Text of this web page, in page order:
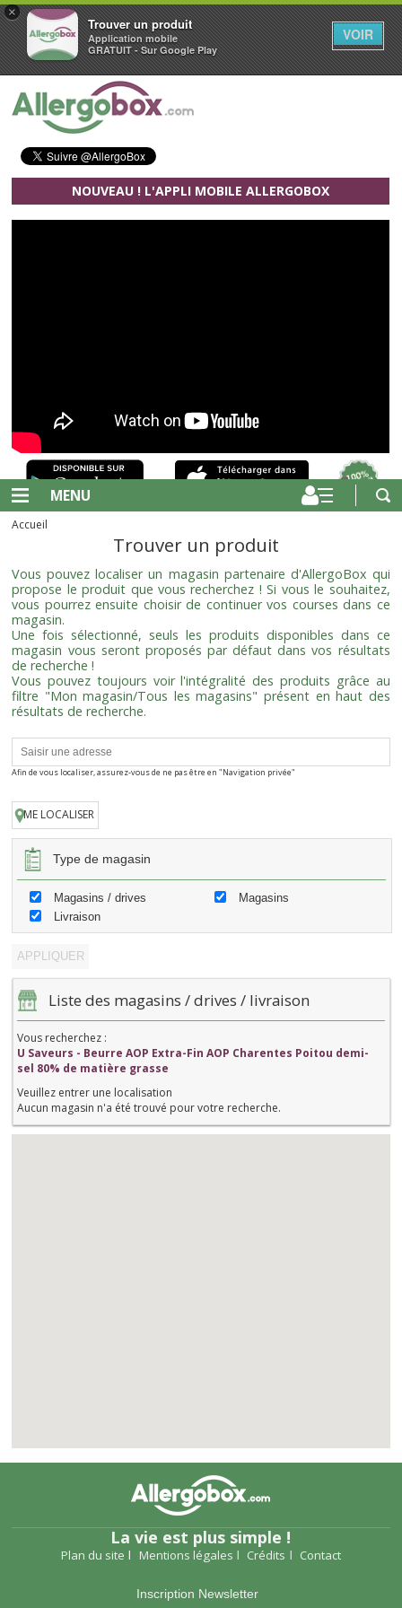
×
Trouver un produit
Application mobile
GRATUIT - Sur Google Play
VOIR
Aller au contenu principal
NOUVEAU ! L'APPLI MOBILE ALLERGOBOX
MENU
Accueil
Trouver un produit
Vous pouvez localiser un magasin partenaire d'AllergoBox qui
propose le produit que vous recherchez ! Si vous le souhaitez,
vous pourrez ensuite choisir de continuer vos courses dans ce
magasin.
Une fois sélectionné, seuls les produits disponibles dans ce
magasin vous seront proposés par défaut dans vos résultats
de recherche !
Vous pouvez toujours voir l'intégralité des produits grâce au
filtre "Mon magasin/Tous les magasins" présent en haut des
résultats de recherche.
Afin de vous localiser, assurez-vous de ne pas être en "Navigation privée"
ME LOCALISER
Type de magasin
Magasins / drives
Magasins
Livraison
Liste des magasins / drives / livraison
Vous recherchez :
U Saveurs - Beurre AOP Extra-Fin AOP Charentes Poitou demi-
sel 80% de matière grasse
Veuillez entrer une localisation
Aucun magasin n'a été trouvé pour votre recherche.
La vie est plus simple !
Plan du site Mentions légales Crédits Contact
Inscription Newsletter